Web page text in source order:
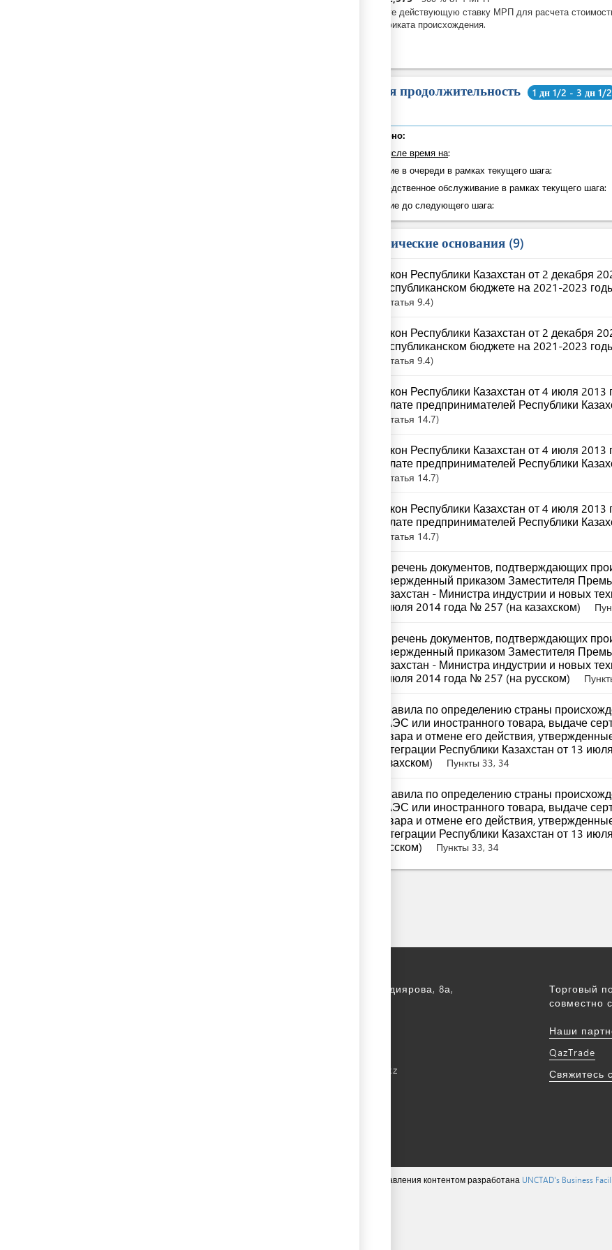
Введите действующую ставку МРП для расчета
сертификата происхождения.
Общая продолжительность 1 дн 1/2 - 3 дн 1/2
Суммарно:
в том числе время на:
Ожидание в очереди в рамках текущего шага:
Непосредственное обслуживание в рамках текущего шага:
Ожидание до следующего шага:
Юридические основания 9
Закон Республики Казахстан от 2 декабря
республиканском бюджете на 2021-2023
Статья 9.4
Закон Республики Казахстан от 2 декабря
республиканском бюджете на 2021-2023
Статья 9.4
Закон Республики Казахстан от 4 июля
палате предпринимателей Республики
Статья 14.7
Закон Республики Казахстан от 4 июля
палате предпринимателей Республики
Статья 14.7
Закон Республики Казахстан от 4 июля
палате предпринимателей Республики
Статья 14.7
Перечень документов, подтверждающих
утвержденный приказом Заместителя
Казахстан - Министра индустрии и новых
8 июля 2014 года № 257 (на казахском)
Перечень документов, подтверждающих
утвержденный приказом Заместителя
Казахстан - Министра индустрии и новых
8 июля 2014 года № 257 (на русском)
Правила по определению страны
ЕАЭС или иностранного товара, выдаче
товара и отмене его действия,
интеграции Республики Казахстан от 13
казахском)
Пункты 33, 34
Правила по определению страны
ЕАЭС или иностранного товара, выдаче
товара и отмене его действия,
интеграции Республики Казахстан от 13
русском)
Пункты 33, 34
г. Астана, ул. С. Асфендиярова, 8а,
kense@qaztrade.org.kz
Торговый
совместно
Наши
QazTrade
Свяжитесь
Авторское право принадлежит eRegulations ©, система управления контентом разработана UNCTAD's Business